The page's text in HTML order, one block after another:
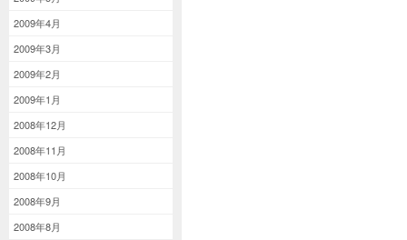
2009年4月
2009年3月
2009年2月
2009年1月
2008年12月
2008年11月
2008年10月
2008年9月
2008年8月